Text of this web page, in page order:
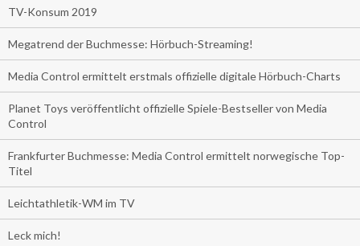
TV-Konsum 2019
Megatrend der Buchmesse: Hörbuch-Streaming!
Media Control ermittelt erstmals offizielle digitale Hörbuch-Charts
Planet Toys veröffentlicht offizielle Spiele-Bestseller von Media
Control
Frankfurter Buchmesse: Media Control ermittelt norwegische Top-
Titel
Leichtathletik-WM im TV
Leck mich!